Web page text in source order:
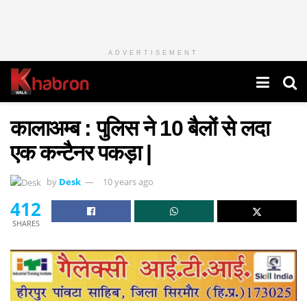
ADVERTISEMENT
कालाअम्ब : पुलिस ने 10 बैलों से लदा
एक कन्टैनर पकड़ा |
by Desk 10 years ago
412
SHARES